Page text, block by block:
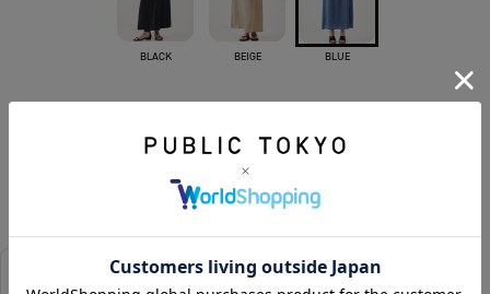
BLACK BEIGE BLUE
カートに入れる
お気に入りに追加する
相談する 店舗在庫